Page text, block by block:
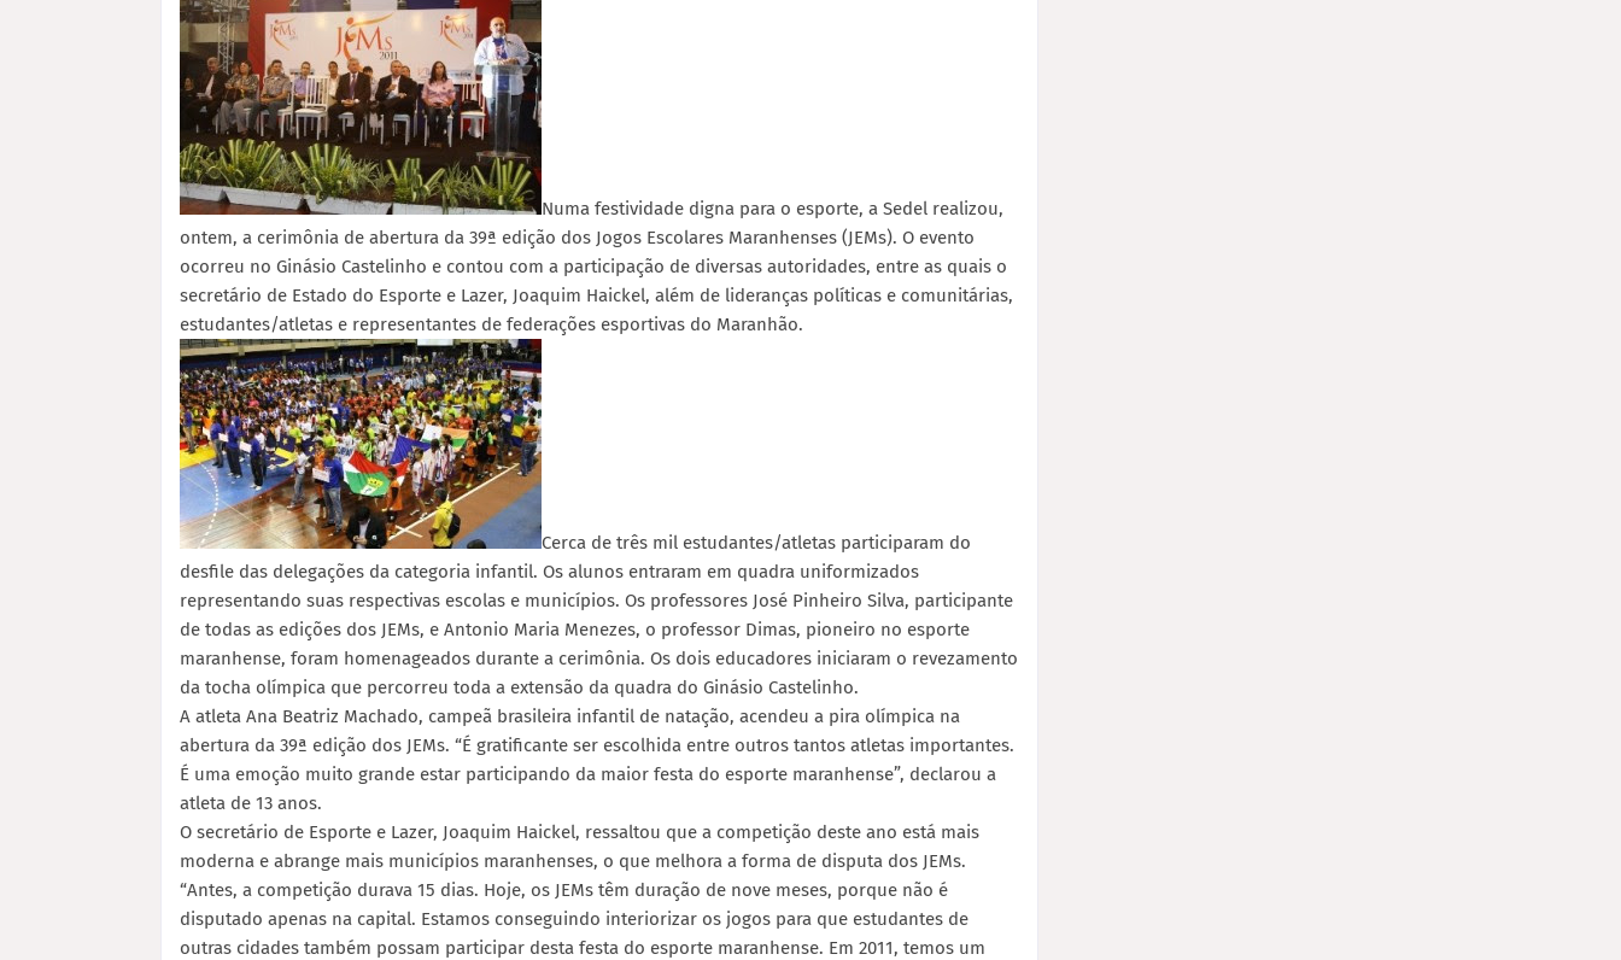
Numa festividade digna para o esporte, a Sedel realizou,
ontem, a cerimônia de abertura da 39ª edição dos Jogos Escolares Maranhenses (JEMs). O evento
ocorreu no Ginásio Castelinho e contou com a participação de diversas autoridades, entre as quais o
secretário de Estado do Esporte e Lazer, Joaquim Haickel, além de lideranças políticas e comunitárias,
estudantes/atletas e representantes de federações esportivas do Maranhão.
Cerca de três mil estudantes/atletas participaram do
desfile das delegações da categoria infantil. Os alunos entraram em quadra uniformizados
representando suas respectivas escolas e municípios. Os professores José Pinheiro Silva, participante
de todas as edições dos JEMs, e Antonio Maria Menezes, o professor Dimas, pioneiro no esporte
maranhense, foram homenageados durante a cerimônia. Os dois educadores iniciaram o revezamento
da tocha olímpica que percorreu toda a extensão da quadra do Ginásio Castelinho.
A atleta Ana Beatriz Machado, campeã brasileira infantil de natação, acendeu a pira olímpica na
abertura da 39ª edição dos JEMs. “É gratificante ser escolhida entre outros tantos atletas importantes.
É uma emoção muito grande estar participando da maior festa do esporte maranhense”, declarou a
atleta de 13 anos.
O secretário de Esporte e Lazer, Joaquim Haickel, ressaltou que a competição deste ano está mais
moderna e abrange mais municípios maranhenses, o que melhora a forma de disputa dos JEMs.
“Antes, a competição durava 15 dias. Hoje, os JEMs têm duração de nove meses, porque não é
disputado apenas na capital. Estamos conseguindo interiorizar os jogos para que estudantes de
outras cidades também possam participar desta festa do esporte maranhense. Em 2011, temos um